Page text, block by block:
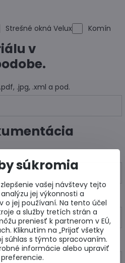
Strešné okná Velux Komín
v
.jpg, .xml a pod.
súkromia
vašej návštevy tejto
jej výkonnosti a
o jej používaní. Na tento účel
a služby tretích strán a
preniesť k partnerom v EÚ,
Kliknutím na „Prijať všetky
súhlas s týmto spracovaním.
informácie alebo upraviť